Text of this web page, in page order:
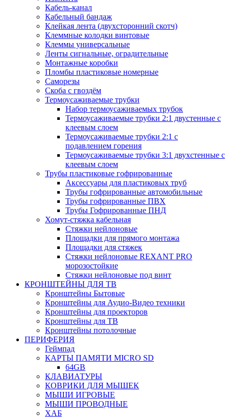
Кабель-канал
Кабельный бандаж
Клейкая лента (двухсторонний скотч)
Клеммные колодки винтовые
Клеммы универсальные
Ленты сигнальные, оградительные
Монтажные коробки
Пломбы пластиковые номерные
Саморезы
Скоба с гвоздём
Термоусаживаемые трубки
Набор термоусаживаемых трубок
Термоусаживаемые трубки 2:1 двустенные с
клеевым слоем
Термоусаживаемые трубки 2:1 с
подавлением горения
Термоусаживаемые трубки 3:1 двухстенные с
клеевым слоем
Трубы пластиковые гофрированные
Аксессуары для пластиковых труб
Трубы гофрированные автомобильные
Трубы гофрированные ПВХ
Трубы Гофрированные ПНД
Хомут-стяжка кабельная
Cтяжки нейлоновые
Площадки для прямого монтажа
Площадки для стяжек
Стяжки нейлоновые REXANT PRO
морозостойкие
Стяжки нейлоновые под винт
КРОНШТЕЙНЫ ДЛЯ ТВ
Кронштейны Бытовые
Кронштейны для Аудио-Видео техники
Кронштейны для проекторов
Кронштейны для ТВ
Кронштейны потолочные
ПЕРИФЕРИЯ
Геймпад
КАРТЫ ПАМЯТИ MICRO SD
64GB
КЛАВИАТУРЫ
КОВРИКИ ДЛЯ МЫШЕК
МЫШИ ИГРОВЫЕ
МЫШИ ПРОВОДНЫЕ
ХАБ